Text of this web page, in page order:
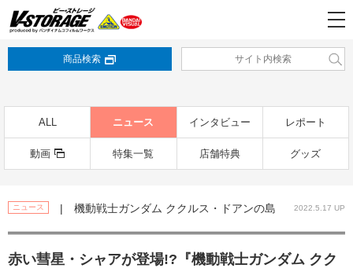
商品検索
ALL ニュース インタビュー レポート
動画 特集一覧 店舗特典 グッズ
ニュース | 機動戦士ガンダム ククルス・ドアンの島 2022.5.17 UP
赤い彗星・シャアが登場!?『機動戦士ガンダム クク